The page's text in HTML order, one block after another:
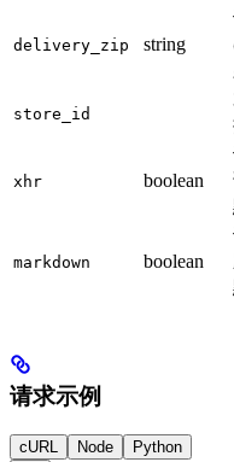
delivery_zip string
store_id
xhr boolean
markdown boolean
请求示例
cURL Node Python